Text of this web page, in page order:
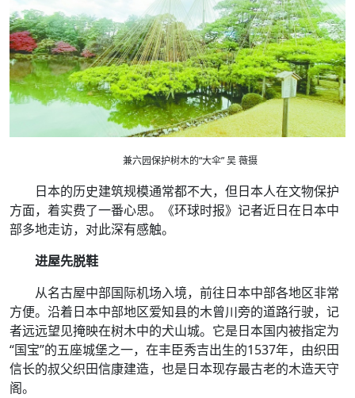
兼六园保护树木的“大伞” 吴 薇摄
日本的历史建筑规模通常都不大，但日本人在文物保护
方面，着实费了一番心思。《环球时报》记者近日在日本中
部多地走访，对此深有感触。
进屋先脱鞋
从名古屋中部国际机场入境，前往日本中部各地区非常
方便。沿着日本中部地区爱知县的木曾川旁的道路行驶，记
者远远望见掩映在树木中的犬山城。它是日本国内被指定为
“国宝”的五座城堡之一，在丰臣秀吉出生的1537年，由织田
信长的叔父织田信康建造，也是日本现存最古老的木造天守
阁。